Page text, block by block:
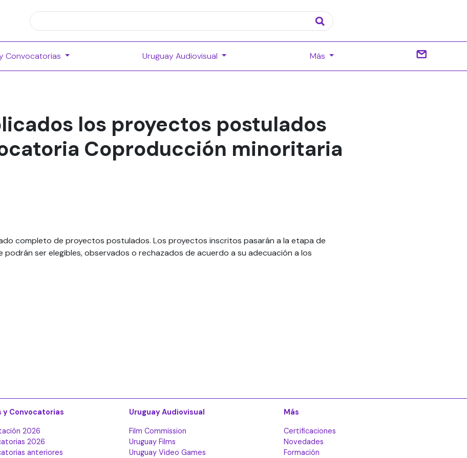
Convocatorias Uruguay Audiovisual Más
los proyectos postulados
Coproducción minoritaria
completo de proyectos postulados. Los proyectos inscritos pasarán a la etapa de
podrán ser elegibles, observados o rechazados de acuerdo a su adecuación a los
y Convocatorias
2026
2026
anteriores
Uruguay Audiovisual
Film Commission
Uruguay Films
Uruguay Video Games
Más
Certificaciones
Novedades
Formación